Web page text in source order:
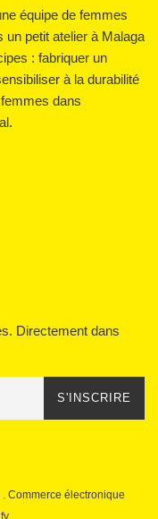
équipe de femmes
un petit atelier à Malaga
: fabriquer un
à la durabilité
dans
Directement dans
S'INSCRIRE
. Commerce électronique